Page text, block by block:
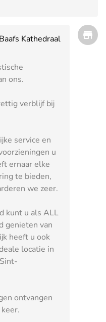
Kathedraal
ons.
verblijf bij
service en
u
ernaar elke
te bieden,
we zeer.
kunt u als ALL
genieten van
heeft u ook
locatie in
ontvangen